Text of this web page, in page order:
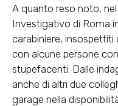
A quanto reso noto,
Investigativo di Roma
carabiniere,
con alcune persone
stupefacenti. Dalle
anche di altri due
garage nella